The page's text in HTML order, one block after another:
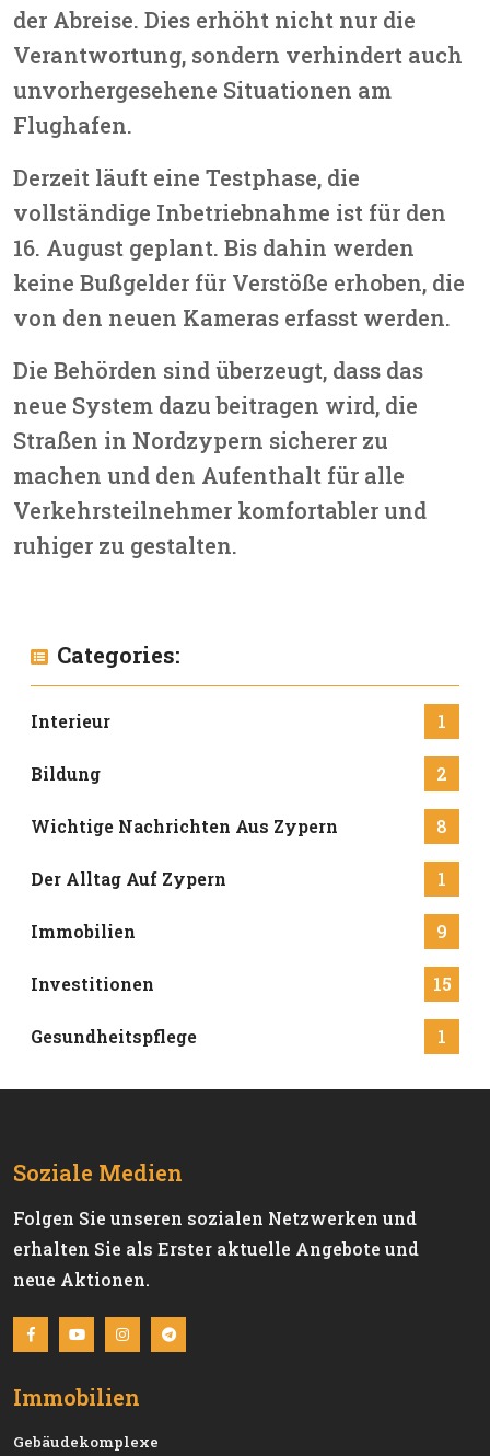
der Abreise. Dies erhöht nicht nur die
Verantwortung, sondern verhindert auch
unvorhergesehene Situationen am
Flughafen.
Derzeit läuft eine Testphase, die
vollständige Inbetriebnahme ist für den
16. August geplant. Bis dahin werden
keine Bußgelder für Verstöße erhoben, die
von den neuen Kameras erfasst werden.
Die Behörden sind überzeugt, dass das
neue System dazu beitragen wird, die
Straßen in Nordzypern sicherer zu
machen und den Aufenthalt für alle
Verkehrsteilnehmer komfortabler und
ruhiger zu gestalten.
Categories:
Interieur 1
Bildung 2
Wichtige Nachrichten Aus Zypern 8
Der Alltag Auf Zypern 1
Immobilien 9
Investitionen 15
Gesundheitspflege 1
Soziale Medien
Folgen Sie unseren sozialen Netzwerken und
erhalten Sie als Erster aktuelle Angebote und
neue Aktionen.
Immobilien
Gebäudekomplexe